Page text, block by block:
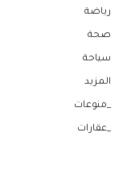
رياضة
صحة
سياحة
المزيد
_منوعات
_عقارات